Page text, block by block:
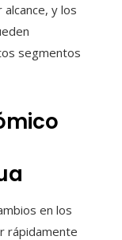
y los
segmentos
en los
rápidamente